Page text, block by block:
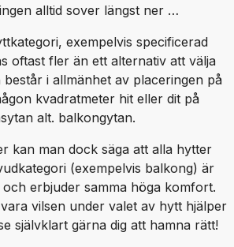
alltid sover längst ner …
exempelvis specificerad
oftast fler än ett alternativ att välja
består i allmänhet av placeringen på
kvadratmeter hit eller dit på
alt. balkongytan.
kan man dock säga att alla hytter
(exempelvis balkong) är
erbjuder samma höga komfort.
vilsen under valet av hytt hjälper
självklart gärna dig att hamna rätt!